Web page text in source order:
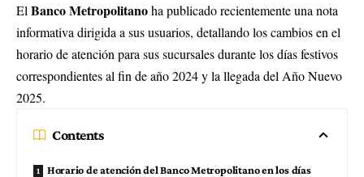
El Banco Metropolitanoha publicado recientemente una nota
informativa dirigida a sus usuarios, detallando los cambios en el
horario de atención para sus sucursales durante los días festivos
correspondientes al fin de año 2024 y la llegada del Año Nuevo
2025.
Contents
Horario de atención del Banco Metropolitano en los días